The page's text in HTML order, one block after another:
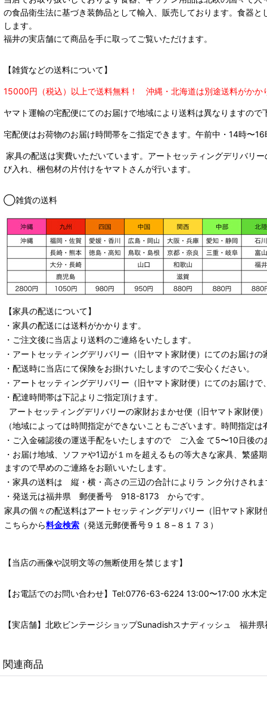
の食品衛生法に基づき装飾品として輸入、販売しております。食器
します。
福井の実店舗にて商品を手に取ってご覧いただけます。
【雑貨などの送料について】
15000円（税込）以上で送料無料！ 沖縄・北海道は別途送料がかか
ヤマト運輸の宅配便にてのお届けで地域により送料は異なりますので
宅配便はお荷物のお届け時間帯をご指定できます。 午前中・14時〜
家具の配送は実費いただいています。アートセッティングデリバリ
び入れ、梱包材の片付けをヤマトさんが行います。
◯雑貨の送料
【家具の配送について】
・家具の配送には送料がかかります。
・ご注文後に当店より送料のご連絡をいたします。
・ アートセッティングデリバリー （旧ヤマト家財便） にてのお届けの
・配送時に当店にて保険をお掛けいたしますのでご安心ください。
・ アートセッティングデリバリー （旧ヤマト家財便） にてのお届けで
・配達時間帯は下記よりご指定頂けます。
アートセッティングデリバリーの家財おまかせ便 （旧ヤマト家財便
（地域によっては時間指定ができないこともございます。時間指定
・ご入金確認後の運送手配をいたしますので ご入金 て5〜10日後の
・お届け地域、ソファや1辺が１ｍを超えるもの等大きな家具、繁
ますので早めのご連絡をお願いいたします。
・家具の送料は 縦・横・高さの三辺の合計によりラ ンク分けされま
・発送元は福井県 郵便番号 918-8173 からです。
家具の個々の配送料はアートセッティングデリバリー （旧ヤマト家財
こちらから料金検索 （発送元郵便番号９１８−８１７３）
【当店の画像や説明文等の無断使用を禁じます】
【お電話でのお問い合わせ】Tel:0776-63-6224 13:00〜17:00 水木
【実店舗】北欧ビンテージショップSunadishスナディッシュ 福井
関連商品